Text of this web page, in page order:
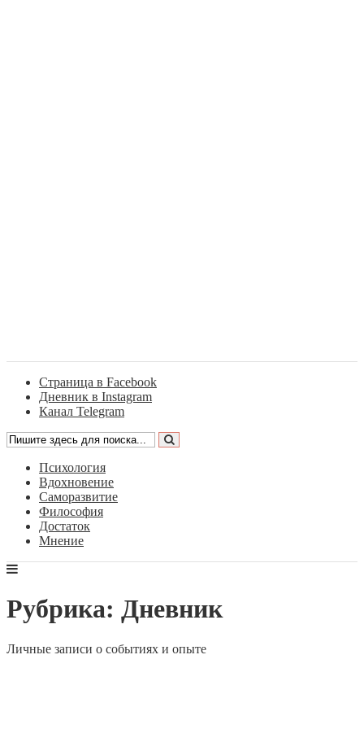
Страница в Facebook
Дневник в Instagram
Канал Telegram
Психология
Вдохновение
Саморазвитие
Философия
Достаток
Мнение
Рубрика: Дневник
Личные записи о событиях и опыте